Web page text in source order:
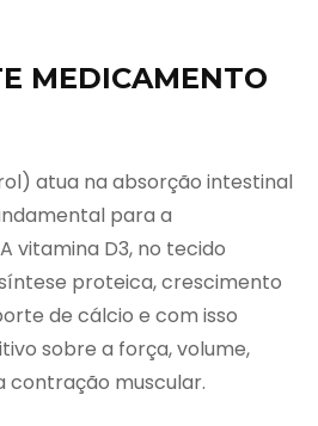
MEDICAMENTO
atua na absorção intestinal
para a
vitamina D3, no tecido
proteica, crescimento
de cálcio e com isso
sobre a força, volume,
contração muscular.